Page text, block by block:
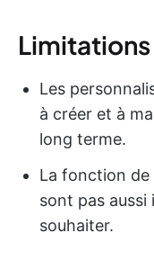
Les
à créer et à
long terme.
La fonction
sont pas
souhaiter.